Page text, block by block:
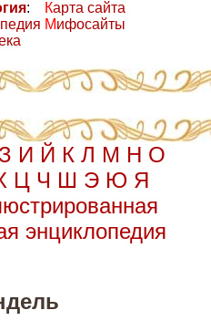
:
Карта сайта
Мифосайты
З И Й К Л М Н О
Ц Ч Ш Э Ю Я
энциклопедия